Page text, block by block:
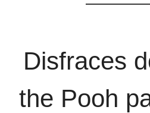
Disfraces
the Pooh